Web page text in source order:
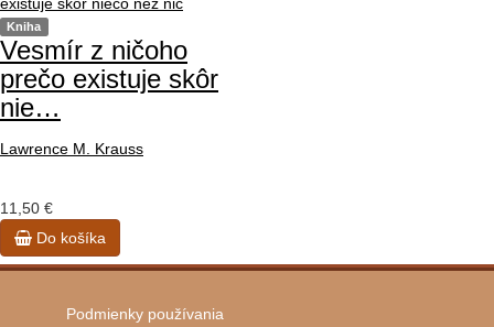
Kniha
Vesmír z ničoho
prečo existuje skôr
nie…
Lawrence M. Krauss
11,50 €
Do košíka
Podmienky používania